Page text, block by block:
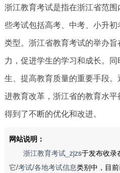
浙江教育考试是指在浙江省范
些考试包括高考、中考、小升
类型。浙江省教育考试的举办
力，促进学生的学习和成长。
生、提高教育质量的重要手段
进教育改革，浙江省的教育水
得到了不断的优化和改进。
网站说明：
浙江教育考试_zjzs于发布收录
它/考试/各地考试信息类别中，目